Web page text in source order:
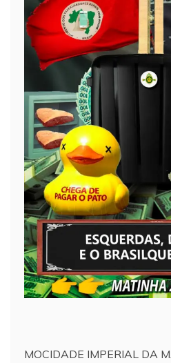
MOCIDADE IMPERIAL DA